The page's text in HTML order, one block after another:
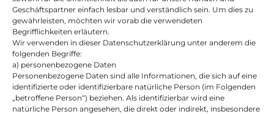
Geschäftspartner einfach lesbar und verständlich sein. Um dies zu
gewährleisten, möchten wir vorab die verwendeten
Begrifflichkeiten erläutern.
Wir verwenden in dieser Datenschutzerklärung unter anderem die
folgenden Begriffe:
a) personenbezogene Daten
Personenbezogene Daten sind alle Informationen, die sich auf eine
identifizierte oder identifizierbare natürliche Person (im Folgenden
„betroffene Person“) beziehen. Als identifizierbar wird eine
natürliche Person angesehen, die direkt oder indirekt, insbesondere